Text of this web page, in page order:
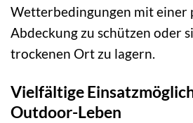
Wetterbedingungen mit einer
Abdeckung zu schützen oder
trockenen Ort zu lagern.
Vielfältige
Outdoor-Leben